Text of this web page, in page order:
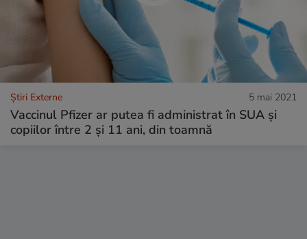
Știri Externe 5 mai 2021
Vaccinul Pfizer ar putea fi administrat în SUA și
copiilor între 2 și 11 ani, din toamnă